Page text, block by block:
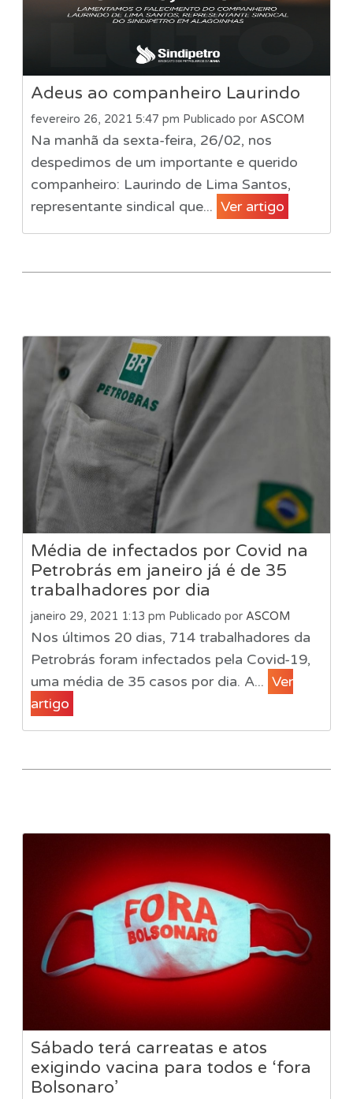
Adeus ao companheiro Laurindo
fevereiro 26, 2021 5:47 pm Publicado por ASCOM
Na manhã da sexta-feira, 26/02, nos
despedimos de um importante e querido
companheiro: Laurindo de Lima Santos,
representante sindical que... Ver artigo
Média de infectados por Covid na
Petrobrás em janeiro já é de 35
trabalhadores por dia
janeiro 29, 2021 1:13 pm Publicado por ASCOM
Nos últimos 20 dias, 714 trabalhadores da
Petrobrás foram infectados pela Covid-19,
uma média de 35 casos por dia. A... Ver
artigo
Sábado terá carreatas e atos
exigindo vacina para todos e ‘fora
Bolsonaro’